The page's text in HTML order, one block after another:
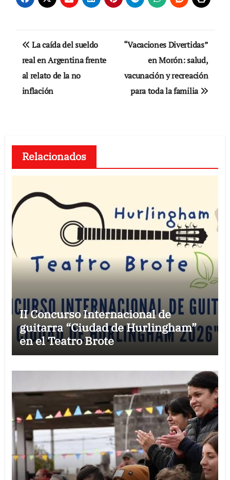
Navegación
de
entradas
La caída del sueldo
real en Argentina frente
al relato de la no
inflación
“Vacaciones Divertidas”
en Morón: salud,
vacunación y recreación
para toda la familia
Relacionados
II Concurso Internacional de
guitarra “Ciudad de Hurlingham”
en el Teatro Brote